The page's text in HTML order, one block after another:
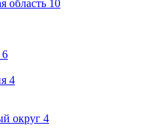
область 10
6
4
округ 4